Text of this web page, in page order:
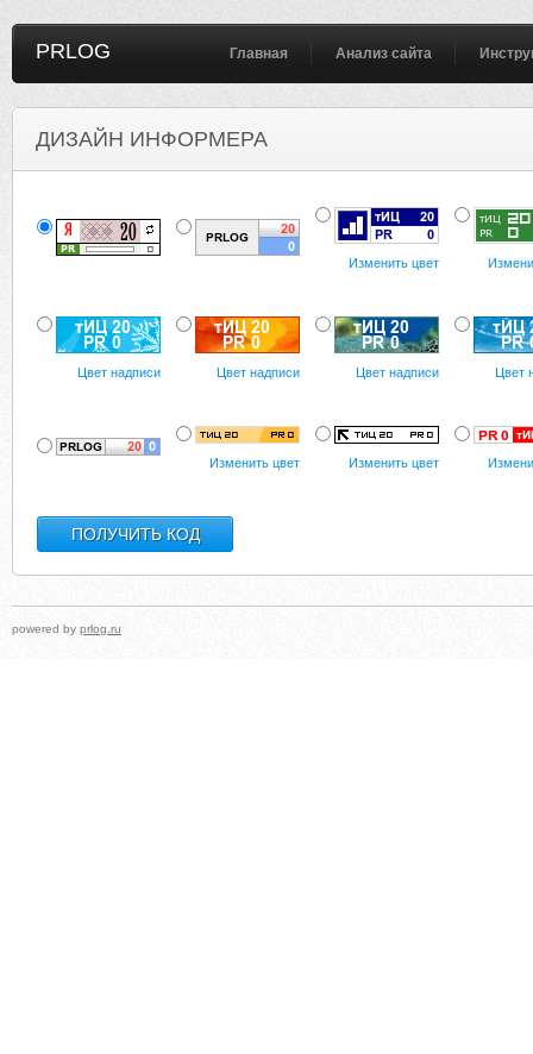
PRLOG Главная Анализ сайта
ДИЗАЙН ИНФОРМЕРА
Изменить цвет
Цвет надписи Цвет надписи Цвет надписи Цвет
Изменить цвет Изменить цвет
powered by prlog.ru